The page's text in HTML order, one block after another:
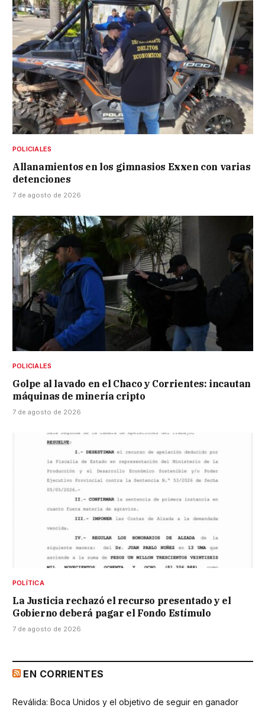
POLICIALES
Allanamientos en los gimnasios Exxen con varias
detenciones
7 de agosto de 2026
POLICIALES
Golpe al lavado en el Chaco y Corrientes: incautan
máquinas de minería cripto
7 de agosto de 2026
POLÍTICA
La Justicia rechazó el recurso presentado y el
Gobierno deberá pagar el Fondo Estímulo
7 de agosto de 2026
EN CORRIENTES
Reválida: Boca Unidos y el objetivo de seguir en ganador